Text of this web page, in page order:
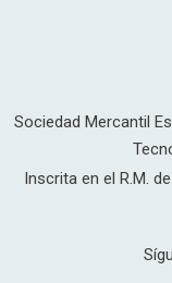
Sociedad Mercantil
Inscrita en el R.M.